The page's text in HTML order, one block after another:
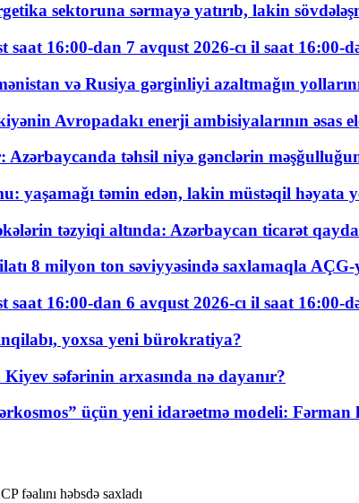
sektoruna sərmayə yatırıb, lakin
saat 16:00-dan 7 avqust 2026-cı il saat 16:00-
və Rusiya gərginliyi azaltmağın
Avropadakı enerji ambisiyalarının əsas
təhsil niyə gənclərin
yaşamağı təmin edən, lakin müstəqil həyata
təzyiqi altında: Azərbaycan ticarət
8 milyon ton səviyyəsində saxlamaqla
saat 16:00-dan 6 avqust 2026-cı il saat 16:00-
yoxsa yeni bürokratiya?
səfərinin arxasında nə dayanır?
üçün yeni idarəetmə modeli: Fərman
fəalını həbsdə saxladı